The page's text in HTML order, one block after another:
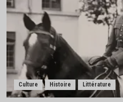
Culture Histoire Littérature